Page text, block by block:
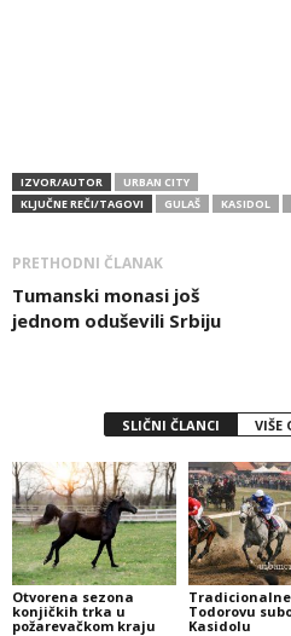
IZVOR/AUTOR
URBAN CITY
KLJUČNE REČI/TAGOVI
GULAŠ KASIDOL
PRETHODNI ČLANAK
Tumanski monasi još
jednom oduševili Srbiju
SLIČNI ČLANCI VIŠE
Otvorena sezona
konjičkih trka u
požarevačkom kraju
Todorovu
Kasidolu